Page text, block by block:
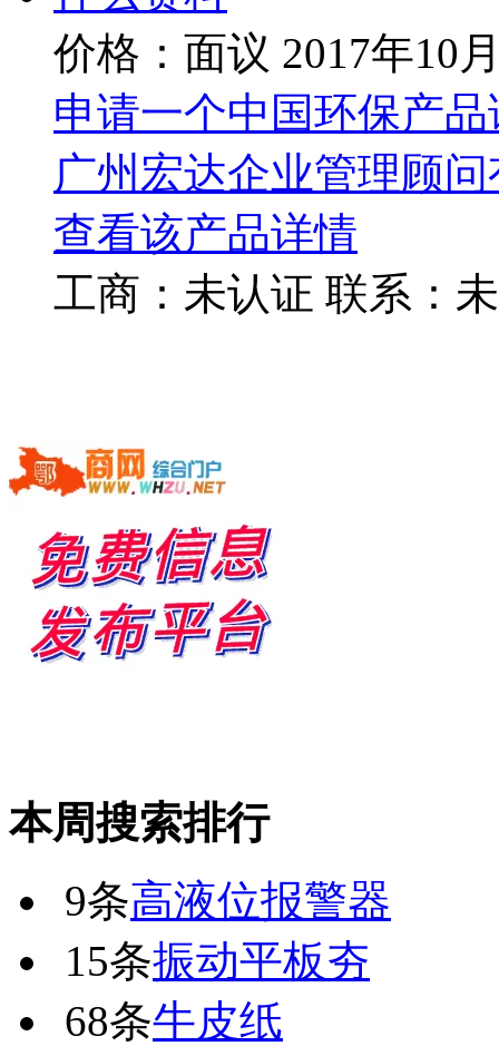
价格：面议 2017年10
申请一个中国环保产
广州宏达企业管理顾
查看该产品详情
工商： 未认证 联系：
本周搜索排行
9条高液位报警器
15条振动平板夯
68条牛皮纸